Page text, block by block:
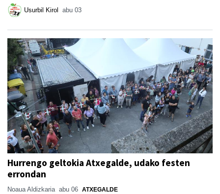
Usurbil Kirol abu 03
Hurrengo geltokia Atxegalde, udako festen
errondan
Noaua Aldizkaria abu 06 ATXEGALDE